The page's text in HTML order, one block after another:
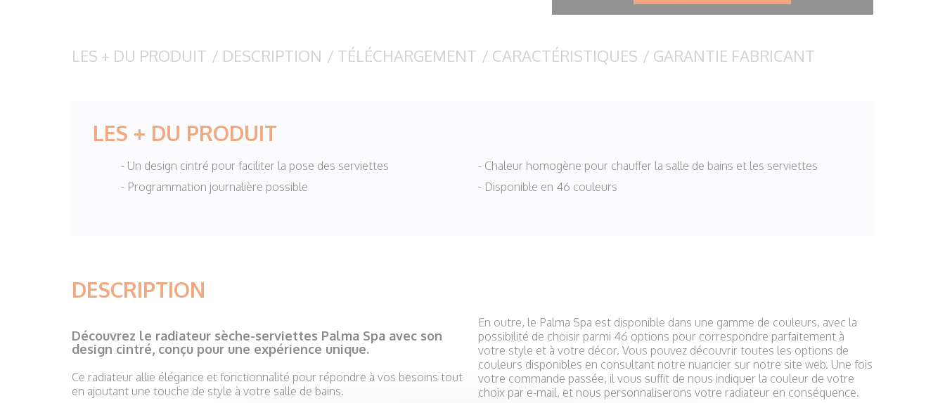
LES + DU PRODUIT / DESCRIPTION / TÉLÉCHARGEMENT / CARACTÉRISTIQUES / GARANTIE FABRICANT
LES + DU PRODUIT
- Un design cintré pour faciliter la pose des serviettes
- Programmation journalière possible
- Chaleur homogène pour chauffer la salle de bains et les serviettes
- Disponible en 46 couleurs
DESCRIPTION
Découvrez le radiateur sèche-serviettes Palma Spa avec son
design cintré, conçu pour une expérience unique.
Ce radiateur allie élégance et fonctionnalité pour répondre à vos besoins tout
en ajoutant une touche de style à votre salle de bains.
En outre, le Palma Spa est disponible dans une gamme de couleurs, avec la
possibilité de choisir parmi 46 options pour correspondre parfaitement à
votre style et à votre décor. Vous pouvez découvrir toutes les options de
couleurs disponibles en consultant notre nuancier sur notre site web. Une fois
votre commande passée, il vous suffit de nous indiquer la couleur de votre
choix par e-mail, et nous personnaliserons votre radiateur en conséquence.